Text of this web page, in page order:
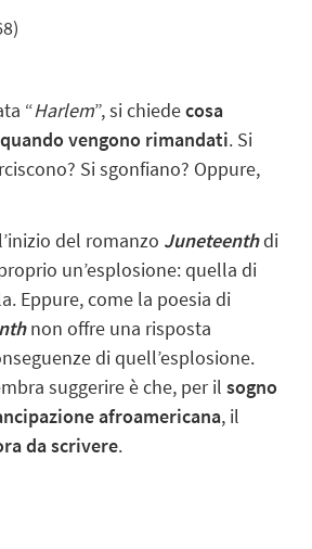
“Harlem”, si chiedecosa
vengono rimandati. Si
Si sgonfiano? Oppure,
del romanzo Juneteenthdi
un’esplosione: quella di
Eppure, come la poesia di
non offre una risposta
di quell’esplosione.
suggerire è che, per il sogno
afroamericana, il
da scrivere.